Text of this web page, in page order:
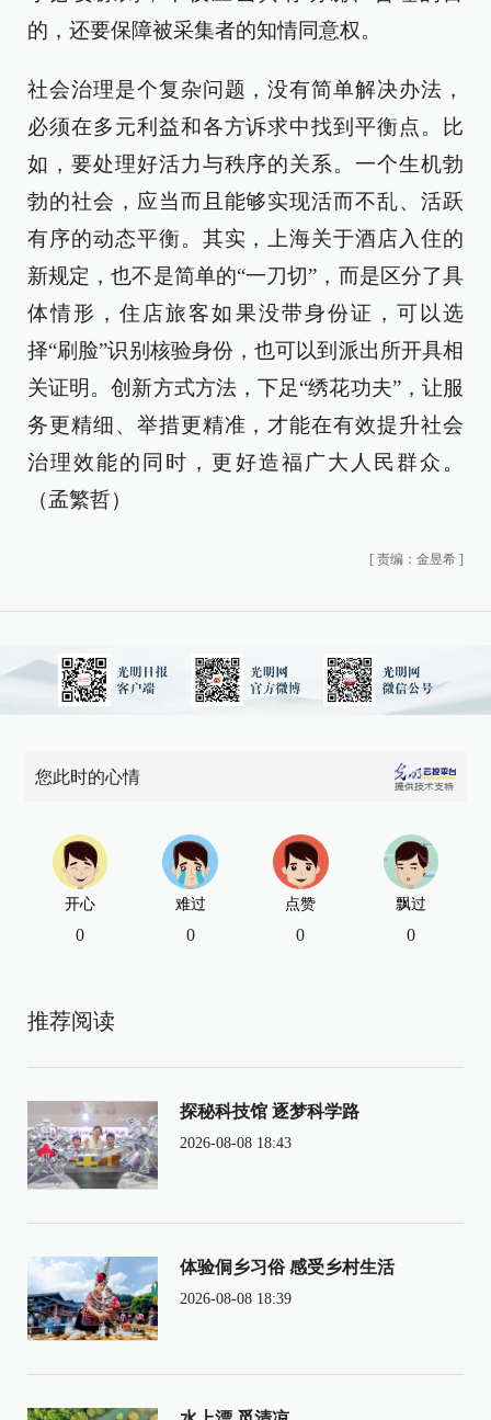
的，还要保障被采集者的知情同意权。
社会治理是个复杂问题，没有简单解决办法，
必须在多元利益和各方诉求中找到平衡点。比
如，要处理好活力与秩序的关系。一个生机勃
勃的社会，应当而且能够实现活而不乱、活跃
有序的动态平衡。其实，上海关于酒店入住的
新规定，也不是简单的“一刀切”，而是区分了具
体情形，住店旅客如果没带身份证，可以选
择“刷脸”识别核验身份，也可以到派出所开具相
关证明。创新方式方法，下足“绣花功夫”，让服
务更精细、举措更精准，才能在有效提升社会
治理效能的同时，更好造福广大人民群众。
（孟繁哲）
[ 责编：金昱希 ]
您此时的心情
开心
0
难过
0
点赞
0
飘过
0
推荐阅读
探秘科技馆 逐梦科学路
2026-08-08 18:43
体验侗乡习俗 感受乡村生活
2026-08-08 18:39